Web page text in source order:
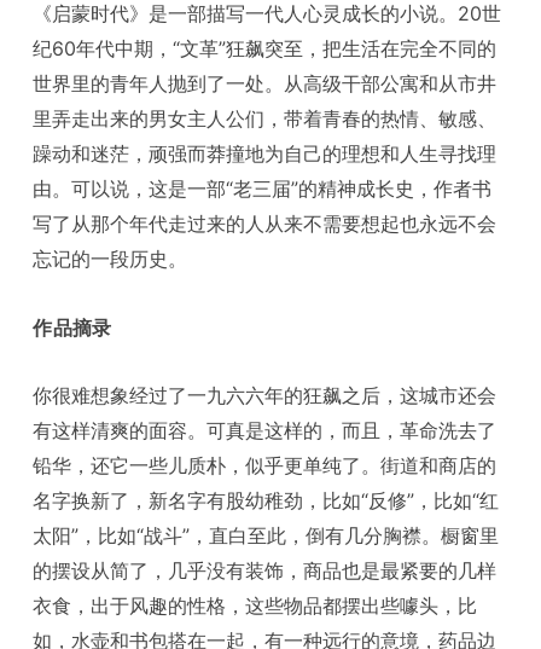
《启蒙时代》是一部描写一代人心灵成长的小说。20世
纪60年代中期，“文革”狂飙突至，把生活在完全不同的
世界里的青年人抛到了一处。从高级干部公寓和从市井
里弄走出来的男女主人公们，带着青春的热情、敏感、
躁动和迷茫，顽强而莽撞地为自己的理想和人生寻找理
由。可以说，这是一部“老三届”的精神成长史，作者书
写了从那个年代走过来的人从来不需要想起也永远不会
忘记的一段历史。
作品摘录
你很难想象经过了一九六六年的狂飙之后，这城市还会
有这样清爽的面容。可真是这样的，而且，革命洗去了
铅华，还它一些儿质朴，似乎更单纯了。街道和商店的
名字换新了，新名字有股幼稚劲，比如“反修”，比如“红
太阳”，比如“战斗”，直白至此，倒有几分胸襟。橱窗里
的摆设从简了，几乎没有装饰，商品也是最紧要的几样
衣食，出于风趣的性格，这些物品都摆出些噱头，比
如，水壶和书包搭在一起，有一种远行的意境，药品边